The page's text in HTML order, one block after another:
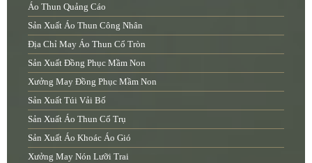
Áo Thun Quảng Cáo
Sản Xuất Áo Thun Công Nhân
Địa Chỉ May Áo Thun Cổ Tròn
Sản Xuất Đồng Phục Mầm Non
Xưởng May Đồng Phục Mầm Non
Sản Xuất Túi Vải Bố
Sản Xuất Áo Thun Cổ Trụ
Sản Xuất Áo Khoác Áo Gió
Xưởng May Nón Lưỡi Trai